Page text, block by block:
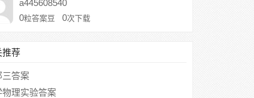
a445608540
0粒答案豆 0次下载
推荐
三答案
物理实验答案